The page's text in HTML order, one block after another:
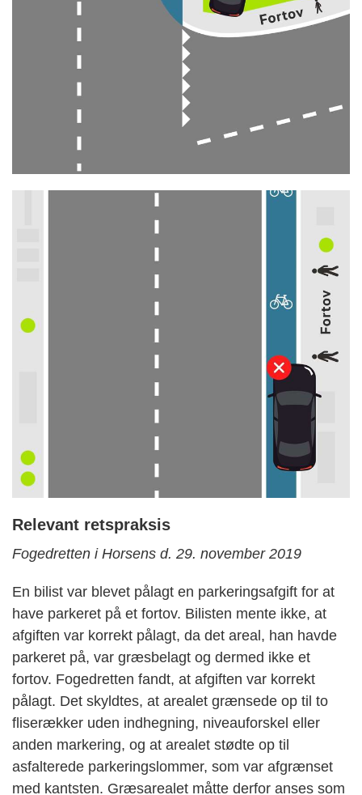
Relevant retspraksis
Fogedretten i Horsens d. 29. november 2019
En bilist var blevet pålagt en parkeringsafgift for at
have parkeret på et fortov. Bilisten mente ikke, at
afgiften var korrekt pålagt, da det areal, han havde
parkeret på, var græsbelagt og dermed ikke et
fortov. Fogedretten fandt, at afgiften var korrekt
pålagt. Det skyldtes, at arealet grænsede op til to
fliserækker uden indhegning, niveauforskel eller
anden markering, og at arealet stødte op til
asfalterede parkeringslommer, som var afgrænset
med kantsten. Græsarealet måtte derfor anses som